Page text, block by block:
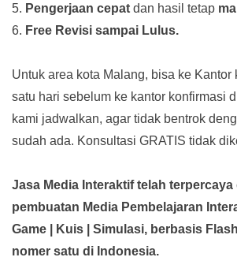
5. Pengerjaan cepat dan hasil tetap
6. Free Revisi sampai Lulus.
Untuk area kota Malang, bisa ke Kantor
satu hari sebelum ke kantor konfirmasi
kami jadwalkan, agar tidak bentrok
sudah ada. Konsultasi GRATIS tidak
Jasa Media Interaktif telah terpercaya
pembuatan Media Pembelajaran
Game | Kuis | Simulasi, berbasis
nomer satu di Indonesia.